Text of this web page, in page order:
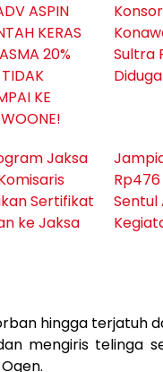
ASPIN
KERAS
20%
KE
Sultra
Jaksa
Sertifikat
ke Jaksa
Sentul
hingga terjatuh
mengiris telinga